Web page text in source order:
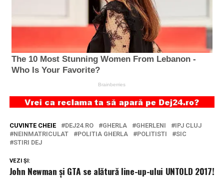
CUVINTE CHEIE DEJ24.RO GHERLA GHERLENI
IPJ CLUJ
NEINMATRICULAT
POLITIA GHERLA POLITISTI
SIC
STIRI DEJ
VEZI ȘI:
John Newman și GTA se alătură line-up-ului UNTOLD 2017!